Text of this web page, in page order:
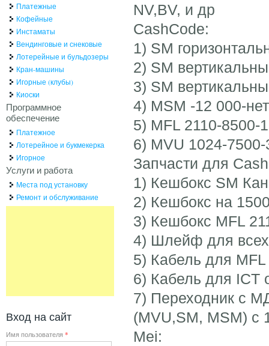
NV,BV, и др
CashCode:
1) SM
2) SM
3) SM
4) MSM -12 000-нет
5) MFL 2110-8500-
6) MVU 1024-
Запчасти для
1) Кешбокс SM
2) Кешбокс на
3) Кешбокс MFL
4) Шлейф для
5) Кабель для
6) Кабель для ICT
7) Переходник с
(MVU,SM, MSM) с
Mei:
Платежные
Кофейные
Инстаматы
Вендинговые и снековые
Лотерейные и бульдозеры
Кран-машины
Игорные (клубы)
Киоски
Программное
обеспечение
Платежное
Лотерейное и букмекерка
Игорное
Услуги и работа
Места под установку
Ремонт и обслуживание
Вход на сайт
Имя пользователя *